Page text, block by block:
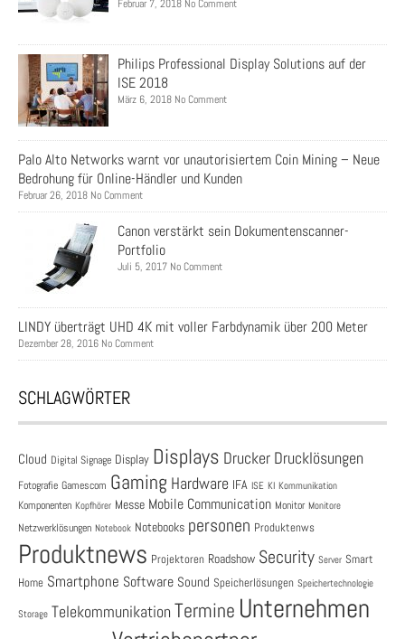
Februar 7, 2018 No Comment
Philips Professional Display Solutions auf der
ISE 2018
März 6, 2018 No Comment
Palo Alto Networks warnt vor unautorisiertem Coin Mining – Neue
Bedrohung für Online-Händler und Kunden
Februar 26, 2018 No Comment
Canon verstärkt sein Dokumentenscanner-
Portfolio
Juli 5, 2017 No Comment
LINDY überträgt UHD 4K mit voller Farbdynamik über 200 Meter
Dezember 28, 2016 No Comment
SCHLAGWÖRTER
Cloud Digital Signage Display Displays Drucker Drucklösungen
Fotografie Gamescom Gaming Hardware IFA ISE KI Kommunikation
Komponenten Kopfhörer Messe Mobile Communication Monitor Monitore
Netzwerklösungen Notebook Notebooks personen Produktenws
Produktnews Projektoren Roadshow Security Server Smart
Home Smartphone Software Sound Speicherlösungen Speichertechnologie
Storage Telekommunikation Termine Unternehmen